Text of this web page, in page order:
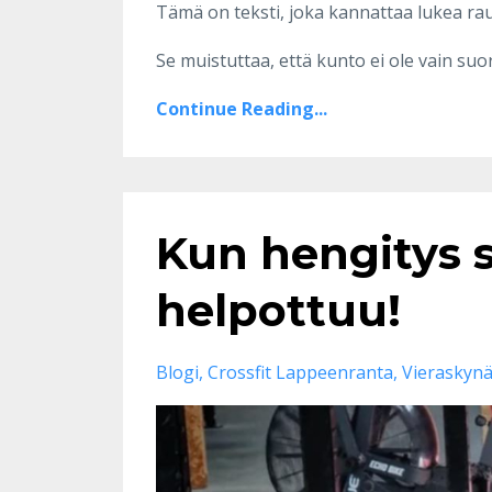
Tämä on teksti, joka kannattaa lukea
Se muistuttaa, että kunto ei ole vain
Continue Reading...
Kun hengitys
helpottuu!
Blogi Crossfit Lappeenranta Vieraskynä